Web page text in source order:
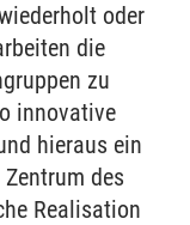
oder
die
zu
innovative
hieraus ein
des
Realisation